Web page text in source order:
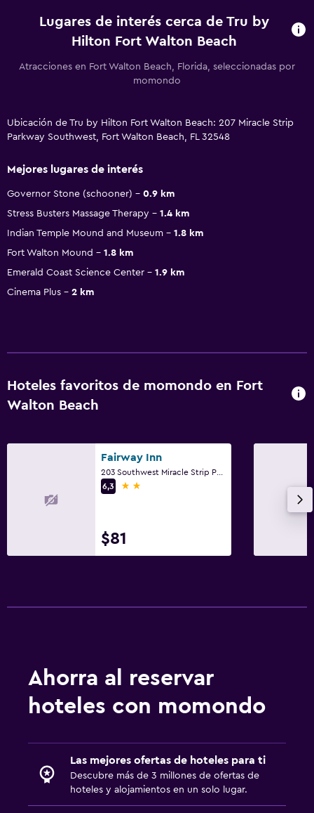
Lugares de interés cerca de Tru by
Hilton Fort Walton Beach
Atracciones en Fort Walton Beach, Florida, seleccionadas por
momondo
Ubicación de Tru by Hilton Fort Walton Beach: 207 Miracle Strip
Parkway Southwest, Fort Walton Beach, FL 32548
Mejores lugares de interés
Governor Stone (schooner)
0.9 km
Stress Busters Massage Therapy
1.4 km
Indian Temple Mound and Museum
1.8 km
Fort Walton Mound
1.8 km
Emerald Coast Science Center
1.9 km
Cinema Plus
2 km
Hoteles favoritos de momondo en Fort
Walton Beach
Fairway Inn
6,3
2 estrellas
$81
Ahorra al reservar
hoteles con momondo
Las mejores ofertas de hoteles para ti
Descubre más de 3 millones de ofertas de
hoteles y alojamientos en un solo lugar.